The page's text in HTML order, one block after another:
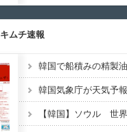
キムチ速報